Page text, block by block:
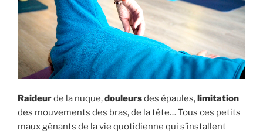
Raideurde la nuque,douleursdes épaules,limitation
des mouvements des bras, de la tête… Tous ces petits
maux gênants de la vie quotidienne qui s’installent